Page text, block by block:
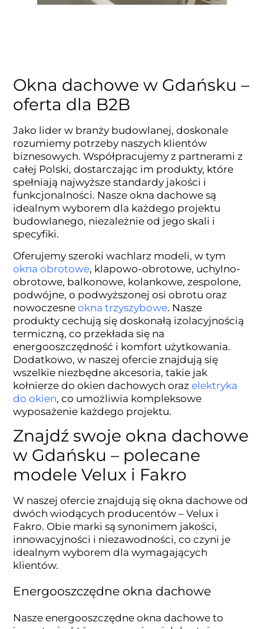
Okna dachowe w Gdańsku –
oferta dla B2B
Jako lider w branży budowlanej, doskonale
rozumiemy potrzeby naszych klientów
biznesowych. Współpracujemy z partnerami z
całej Polski, dostarczając im produkty, które
spełniają najwyższe standardy jakości i
funkcjonalności. Nasze okna dachowe są
idealnym wyborem dla każdego projektu
budowlanego, niezależnie od jego skali i
specyfiki.
Oferujemy szeroki wachlarz modeli, w tym
okna obrotowe, klapowo-obrotowe, uchylno-
obrotowe, balkonowe, kolankowe, zespolone,
podwójne, o podwyższonej osi obrotu oraz
nowoczesneokna trzyszybowe. Nasze
produkty cechują się doskonałą izolacyjnością
termiczną, co przekłada się na
energooszczędność i komfort użytkowania.
Dodatkowo, w naszej ofercie znajdują się
wszelkie niezbędne akcesoria, takie jak
kołnierze do okien dachowych orazelektryka
do okien, co umożliwia kompleksowe
wyposażenie każdego projektu.
Znajdź swoje okna dachowe
w Gdańsku – polecane
modele Velux i Fakro
W naszej ofercie znajdują się okna dachowe od
dwóch wiodących producentów – Velux i
Fakro. Obie marki są synonimem jakości,
innowacyjności i niezawodności, co czyni je
idealnym wyborem dla wymagających
klientów.
Energooszczędne okna dachowe
Nasze energooszczędne okna dachowe to